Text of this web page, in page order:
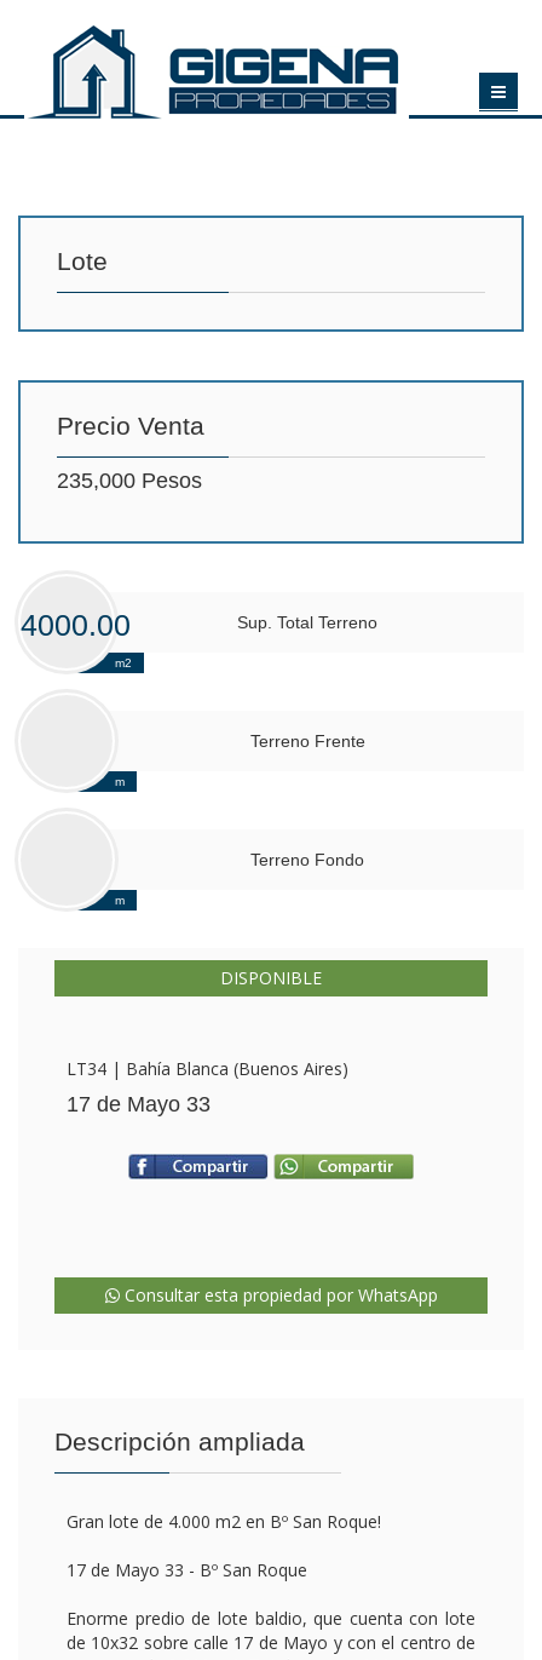
Lote
Precio Venta
235,000 Pesos
4000.00 Sup. Total Terreno
m2
Terreno Frente
m
Terreno Fondo
m
DISPONIBLE
LT34 | Bahía Blanca (Buenos Aires)
17 de Mayo 33
Consultar esta propiedad por WhatsApp
Descripción ampliada